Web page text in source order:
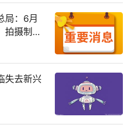
局：6月
拍摄制作
失去新兴